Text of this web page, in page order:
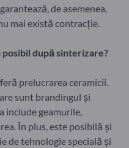
de asemenea,
mai există contracție.
după sinterizare?
prelucrarea ceramicii.
sunt brandingul și
include geamurile,
În plus, este posibilă și
de tehnologie specială și